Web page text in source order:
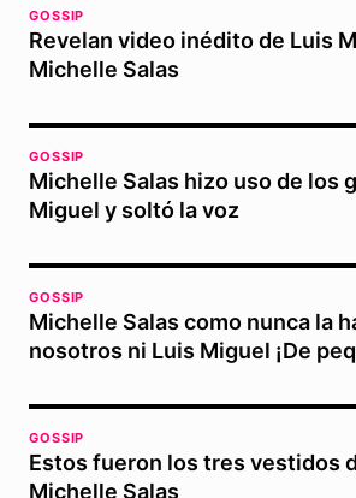
GOSSIP
Revelan video inédito de Luis
Michelle Salas
GOSSIP
Michelle Salas hizo uso de los
Miguel y soltó la voz
GOSSIP
Michelle Salas como nunca la
nosotros ni Luis Miguel ¡De
GOSSIP
Estos fueron los tres vestidos
Michelle Salas